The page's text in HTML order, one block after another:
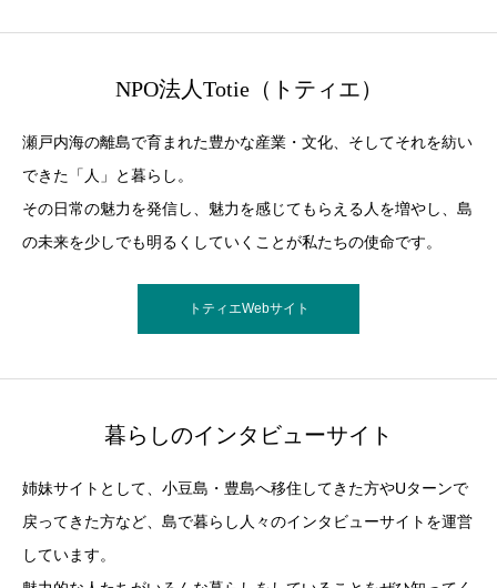
NPO法人Totie（トティエ）
瀬戸内海の離島で育まれた豊かな産業・文化、そしてそれを紡い
できた「人」と暮らし。
その日常の魅力を発信し、魅力を感じてもらえる人を増やし、島
の未来を少しでも明るくしていくことが私たちの使命です。
トティエWebサイト
暮らしのインタビューサイト
姉妹サイトとして、小豆島・豊島へ移住してきた方やUターンで
戻ってきた方など、島で暮らし人々のインタビューサイトを運営
しています。